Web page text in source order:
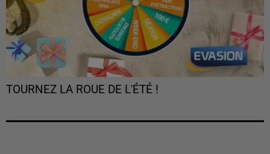
TOURNEZ LA ROUE DE L'ÉTÉ !